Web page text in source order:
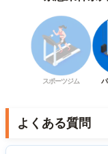
スポーツジム
よくある質問